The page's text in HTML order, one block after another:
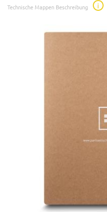
Technische Mappen Beschreibung
i